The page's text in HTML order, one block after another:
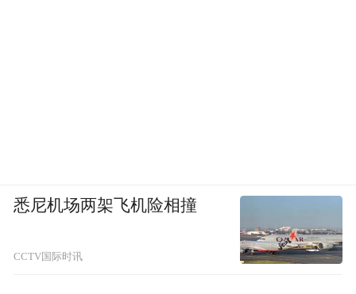
悉尼机场两架飞机险相撞
CCTV国际时讯